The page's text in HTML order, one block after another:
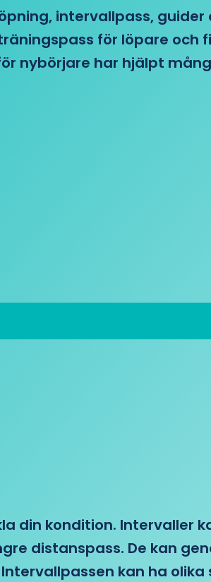
intervallpass, guider
för löpare och
nybörjare har hjälpt
din kondition. Intervaller
distanspass. De kan
kan ha olika